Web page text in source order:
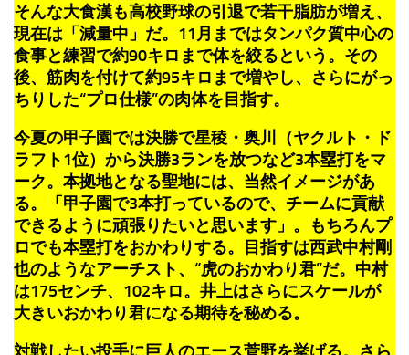
そんな大食漢も高校野球の引退で若干脂肪が増え、
現在は「減量中」だ。11月まではタンパク質中心の
食事と練習で約90キロまで体を絞るという。その
後、筋肉を付けて約95キロまで増やし、さらにがっ
ちりした“プロ仕様”の肉体を目指す。
今夏の甲子園では決勝で星稜・奥川（ヤクルト・ド
ラフト1位）から決勝3ランを放つなど3本塁打をマ
ーク。本拠地となる聖地には、当然イメージがあ
る。「甲子園で3本打っているので、チームに貢献
できるように頑張りたいと思います」。もちろんプ
ロでも本塁打をおかわりする。目指すは西武中村剛
也のようなアーチスト、“虎のおかわり君”だ。中村
は175センチ、102キロ。井上はさらにスケールが
大きいおかわり君になる期待を秘める。